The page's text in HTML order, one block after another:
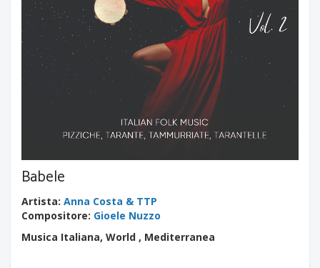
Babele
Artista: Anna Costa & TTP
Compositore: Gioele Nuzzo
Musica Italiana, World , Mediterranea